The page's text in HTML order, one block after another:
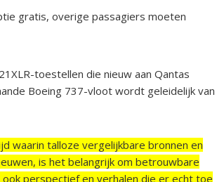
gratis, overige passagiers moeten
toestellen die nieuw aan Qantas
Boeing 737-vloot wordt geleidelijk van
waarin talloze vergelijkbare bronnen en
is het belangrijk om betrouwbare
perspectief en verhalen die er echt toe